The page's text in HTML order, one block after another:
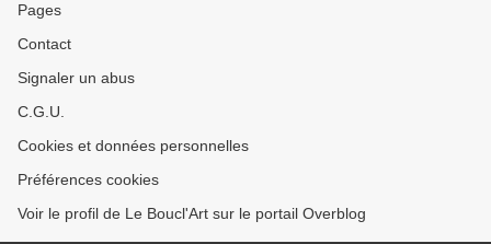
Pages
Contact
Signaler un abus
C.G.U.
Cookies et données personnelles
Préférences cookies
Voir le profil de Le Boucl'Art sur le portail Overblog